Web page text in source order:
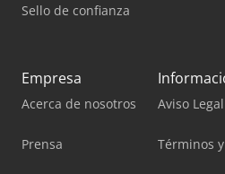
Sello de confianza
Empresa
Acerca de nosotros
Prensa
Aviso Legal
Términos